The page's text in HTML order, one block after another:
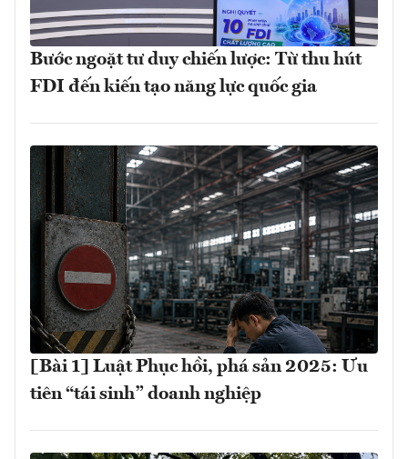
Bước ngoặt tư duy chiến lược: Từ thu hút
FDI đến kiến tạo năng lực quốc gia
[Bài 1] Luật Phục hồi, phá sản 2025: Ưu
tiên “tái sinh” doanh nghiệp